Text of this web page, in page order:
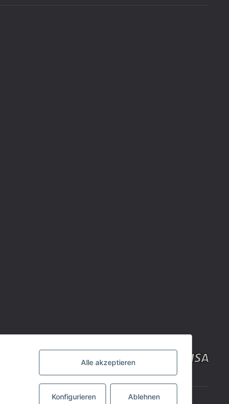
Alle akzeptieren
Konfigurieren Ablehnen